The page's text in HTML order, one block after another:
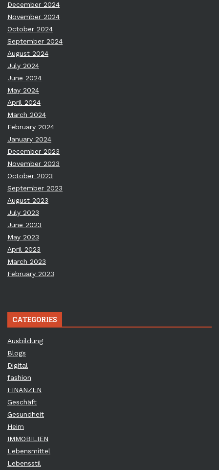
December 2024
November 2024
October 2024
September 2024
August 2024
July 2024
June 2024
May 2024
April 2024
March 2024
February 2024
January 2024
December 2023
November 2023
October 2023
September 2023
August 2023
July 2023
June 2023
May 2023
April 2023
March 2023
February 2023
CATEGORIES
Ausbildung
Blogs
Digital
fashion
FINANZEN
Geschäft
Gesundheit
Heim
IMMOBILIEN
Lebensmittel
Lebensstil